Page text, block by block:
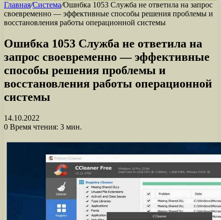
Главная/Система/Ошибка 1053 Служба не ответила на запрос
своевременно — эффективные способы решения проблемы и
восстановления работы операционной системы
Ошибка 1053 Служба не ответила на
запрос своевременно — эффективные
способы решения проблемы и
восстановления работы операционной
системы
14.10.2022
0 Время чтения: 3 мин.